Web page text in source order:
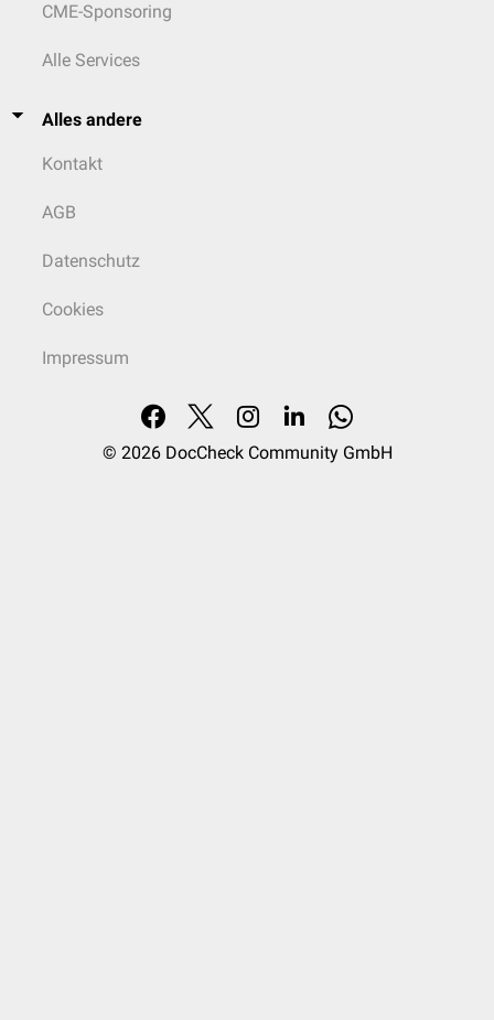
CME-Sponsoring
Alle Services
Alles andere
Kontakt
AGB
Datenschutz
Cookies
Impressum
© 2026 DocCheck Community GmbH